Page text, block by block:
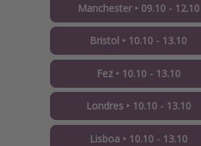
Manchester ‣ 09.10 - 12.10
Bristol ‣ 10.10 - 13.10
Fez ‣ 10.10 - 13.10
Londres ‣ 10.10 - 13.10
Lisboa ‣ 10.10 - 13.10